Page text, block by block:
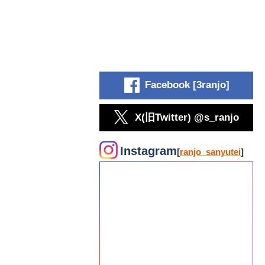
Facebook [3ranjo]
X(旧Twitter) @s_ranjo
Instagram[ranjo_sanyutei]